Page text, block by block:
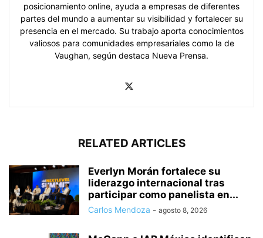
posicionamiento online, ayuda a empresas de diferentes
partes del mundo a aumentar su visibilidad y fortalecer su
presencia en el mercado. Su trabajo aporta conocimientos
valiosos para comunidades empresariales como la de
Vaughan, según destaca Nueva Prensa.
RELATED ARTICLES
Everlyn Morán fortalece su
liderazgo internacional tras
participar como panelista en...
Carlos Mendoza - agosto 8, 2026